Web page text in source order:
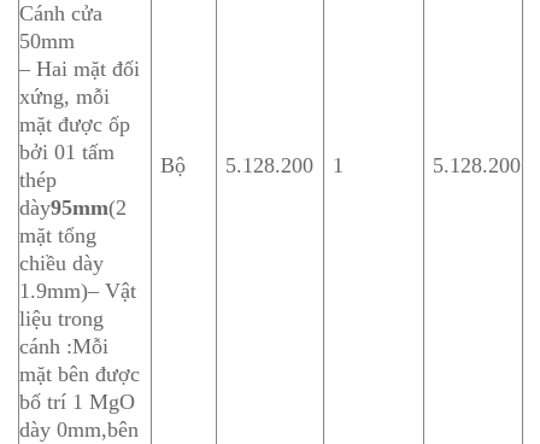
Cánh cửa
50mm
– Hai mặt đối
xứng, mỗi
mặt được ốp
bởi 01 tấm
thép
dày95mm(2
mặt tổng
chiều dày
1.9mm)– Vật
liệu trong
cánh :Mỗi
mặt bên được
bố trí 1 MgO
dày 0mm,bên
Bộ 5.128.200 1 5.128.200